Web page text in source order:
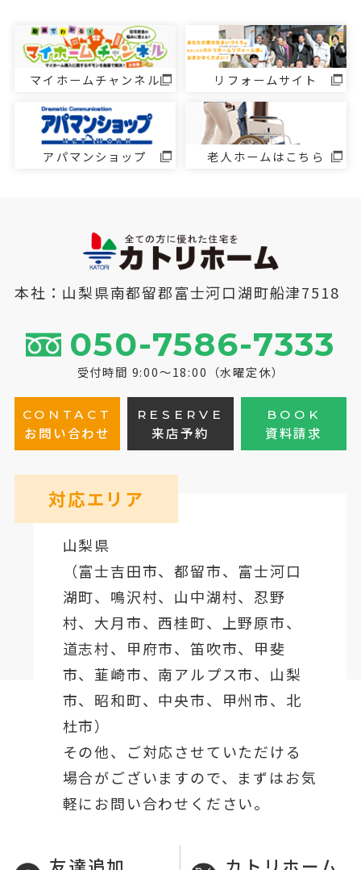
マイホームチャンネル リフォームサイト
アパマンショップ 老人ホームはこちら
本社：山梨県南都留郡富士河口湖町船津7518
050-7586-7333
受付時間 9:00～18:00（水曜定休）
CONTACT
お問い合わせ
RESERVE
来店予約
BOOK
資料請求
対応エリア
山梨県
（富士吉田市、都留市、 富士河口
湖町、鳴沢村、山中湖村、忍野
村、 大月市、西桂町、上野原市、
道志村、 甲府市、笛吹市、甲斐
市、韮崎市、南アルプス市、山梨
市、昭和町、中央市、甲州市、北
杜市）
その他、ご対応させていただける
場合がございますので、まずはお気
軽にお問い合わせください。